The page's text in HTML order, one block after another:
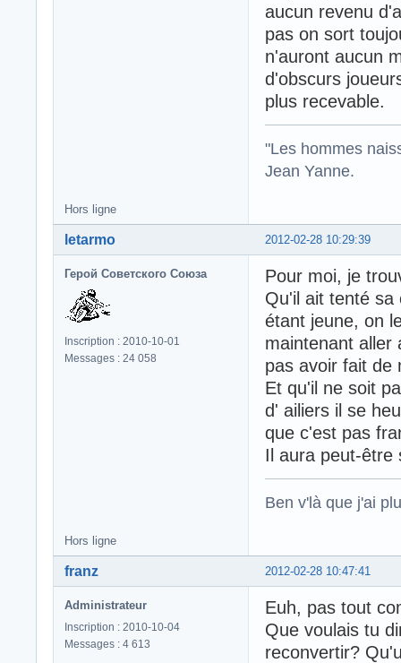
aucun revenu
pas on sort
n'auront aucun
d'obscurs
plus recevable.
"Les hommes
Jean Yanne.
Hors ligne
2012-02-28 10:29:39
letarmo
Герой Советского Союза
Inscription : 2010-10-01
Messages : 24 058
Pour moi, je
Qu'il ait tenté sa
étant jeune, on
maintenant aller
pas avoir fait de
Et qu'il ne soit
d' ailiers il se
que c'est pas
Il aura peut-être
Ben v'là que j'ai
Hors ligne
2012-02-28 10:47:41
franz
Administrateur
Inscription : 2010-10-04
Messages : 4 613
Euh, pas tout
Que voulais tu
reconvertir?